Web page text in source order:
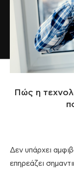
Πώς η
Δεν υπάρχει
επηρεάζει